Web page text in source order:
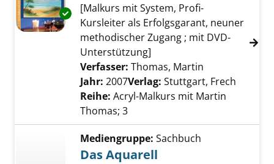
Exemplar-Details von Aufbaukurs
[Malkurs mit System, Profi-
Kursleiter als Erfolgsgarant, neuner
methodischer Zugang ; mit DVD-
Unterstützung]
Verfasser: Thomas, Martin
Jahr: 2007Verlag: Stuttgart, Frech
Reihe: Acryl-Malkurs mit Martin
Thomas; 3
Mediengruppe: Sachbuch
Das Aquarell